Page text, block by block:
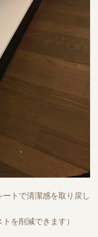
トで清潔感を取り戻し
を削減できます）